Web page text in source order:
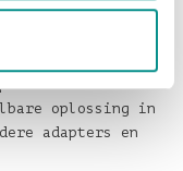
USB-C kabel
oplossing in
adapters en